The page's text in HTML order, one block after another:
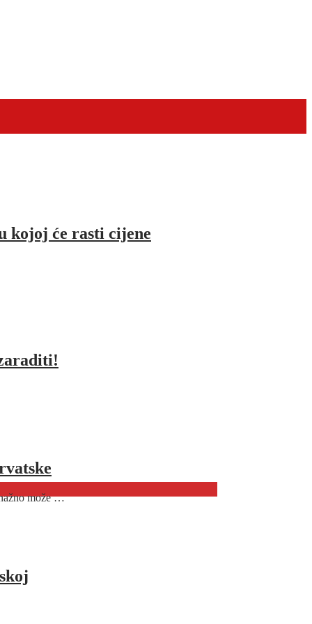
kojoj će rasti cijene
može …